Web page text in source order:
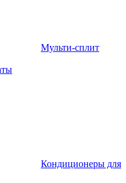
Мульти-сплит
Кондиционеры для